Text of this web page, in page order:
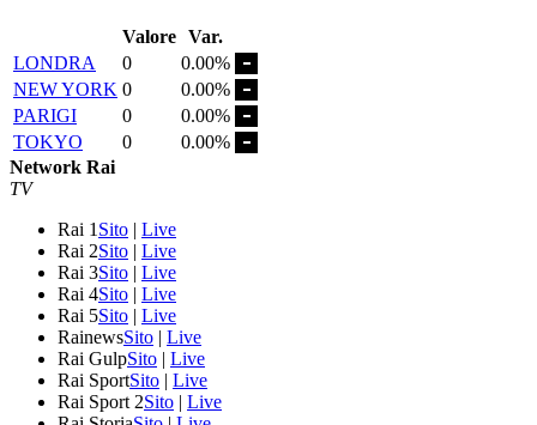
Valore Var.
LONDRA
0
0.00%
NEW YORK 0
0.00%
PARIGI
0
0.00%
TOKYO
0
0.00%
Network Rai
TV
Rai 1 Sito | Live
Rai 2Sito | Live
Rai 3Sito | Live
Rai 4Sito | Live
Rai 5Sito | Live
RainewsSito | Live
Rai GulpSito | Live
Rai SportSito | Live
Rai Sport 2Sito | Live